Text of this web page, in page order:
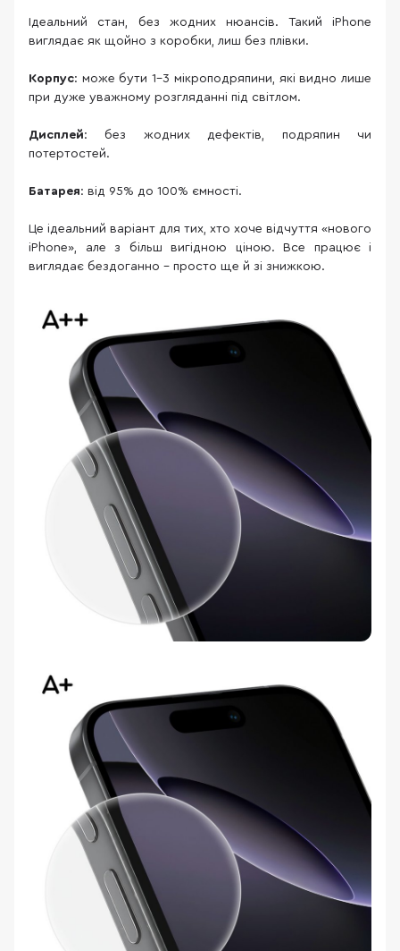
Ідеальний стан, без жодних нюансів. Такий iPhone
виглядає як щойно з коробки, лиш без плівки.
Корпус: може бути 1–3 мікроподряпини, які видно лише
при дуже уважному розгляданні під світлом.
Дисплей: без жодних дефектів, подряпин чи
потертостей.
Батарея: від 95% до 100% ємності.
Це ідеальний варіант для тих, хто хоче відчуття «нового
iPhone», але з більш вигідною ціною. Все працює і
виглядає бездоганно – просто ще й зі знижкою.